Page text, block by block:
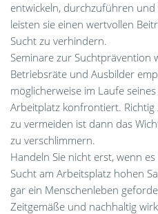
entwickeln, durchzuführen
leisten sie einen wertvollen
Sucht zu verhindern.
Seminare zur Suchtprävention
Betriebsräte und Ausbilder
möglicherweise im Laufe
Arbeitplatz konfrontiert.
zu vermeiden ist dann das
zu verschlimmern.
Handeln Sie nicht erst, wenn
Sucht am Arbeitsplatz hohen
gar ein Menschenleben
Zeitgemäße und nachhaltig